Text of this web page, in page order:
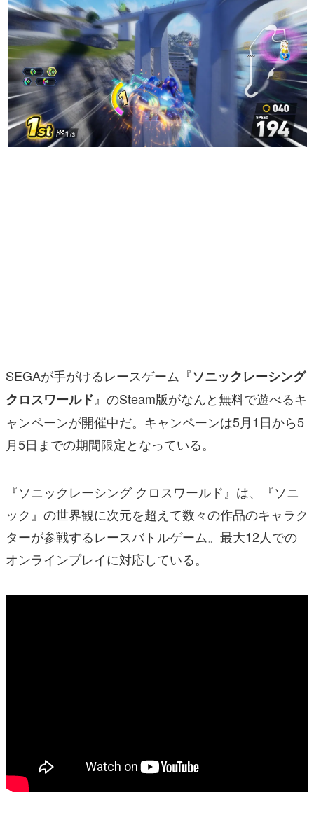
日本モバイルゲーム産業史
日本のモバイルゲーム史における主要なトピック・タイト
ルを網羅するほか、開発者へのインタビューや識者による
解説を掲載。約20年の歴史が一望できる決定版！
若ゲのいたり〜ゲームクリエイターの青春〜
『うつヌケ』『ペンと箸』等で知られるマンガ家・田中圭
一先生によるゲーム業界レポートマンガです。
なんでゲームは面白い？
ゲーム開発者・hamatsu氏がゲームの魅力を画面や操作の
具体的な形から解き明かしていく、硬派で骨太な評論連載
その他
電ファミニコゲーマーとは？
運営：株式会社マレ
SEGAが手がけるレースゲーム『ソニックレーシング
クロスワールド 』のSteam版がなんと無料で遊べるキ
ャンペーンが開催中だ。キャンペーンは5月1日から5
月5日までの期間限定となっている。
『ソニックレーシング クロスワールド』は、『ソニ
ック』の世界観に次元を超えて数々の作品のキャラク
ターが参戦するレースバトルゲーム。最大12人での
オンラインプレイに対応している。